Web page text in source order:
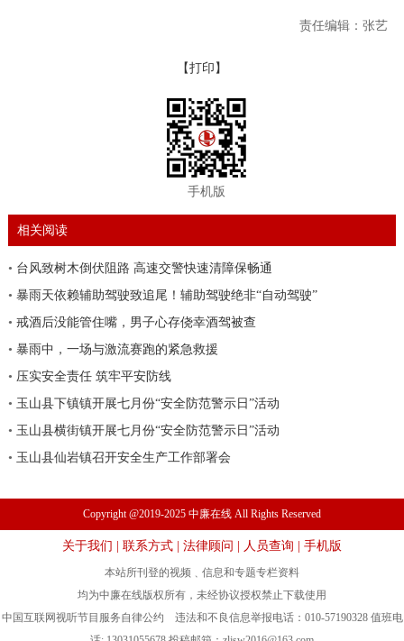
责任编辑：张艺
【打印】
手机版
相关阅读
• 台风致树木倒伏阻路 高速交警快速清障保畅通
• 暴雨天依赖辅助驾驶致追尾！辅助驾驶绝非“自动驾驶”
• 戒酒后没能管住嘴，男子心存侥幸酒驾被查
• 暴雨中，一场与激流赛跑的紧急救援
• 压实安全责任 筑牢平安防线
• 玉山县下镇镇开展七月份“安全防范警示日”活动
• 玉山县横街镇开展七月份“安全防范警示日”活动
• 玉山县仙岩镇召开安全生产工作部署会
Copyright @2019-2025 中廉在线 All Rights Reserved
关于我们 联系方式 法律顾问 人员查询 手机版
本站所刊登的视频﹑信息和专题专栏资料
均为中廉在线版权所有，未经协议授权禁止下载使用
中国互联网视听节目服务自律公约 违法和不良信息举报电话：010-57190328 值班电